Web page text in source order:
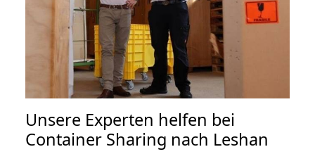
Unsere Experten helfen bei
Container Sharing nach Leshan